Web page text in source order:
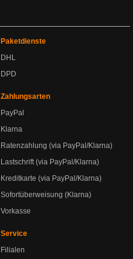
Paketdienste
DHL
DPD
Zahlungsarten
PayPal
Klarna
Ratenzahlung (via PayPal/Klarna)
Lastschrift (via PayPal/Klarna)
Kreditkarte (via PayPal/Klarna)
Sofortüberweisung (Klarna)
Vorkasse
Service
Filialen